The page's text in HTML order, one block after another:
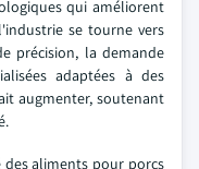
qui améliorent
se tourne vers
précision, la demande
adaptées à des
augmenter, soutenant
aliments pour porcs